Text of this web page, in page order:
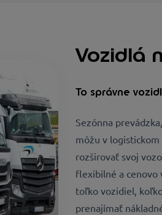
Vozidlá
To správne
Sezónna
môžu v
rozširovať svoj
flexibilné a cenovo
toľko vozidiel,
prenajímať